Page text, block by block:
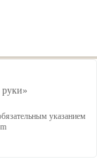
указанием